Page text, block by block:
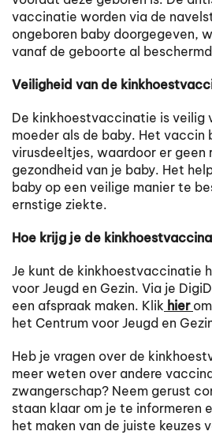
vaccinatie worden via de
ongeboren baby doorgegeven,
vanaf de geboorte al
Veiligheid van de
De kinkhoestvaccinatie is veilig
moeder als de baby. Het vaccin
virusdeeltjes, waardoor er geen
gezondheid van je baby. Het
baby op een veilige manier te
ernstige ziekte.
Hoe krijg je de
Je kunt de kinkhoestvaccinatie
voor Jeugd en Gezin. Via je
een afspraak maken. Klik hier
het Centrum voor Jeugd en
Heb je vragen over de
meer weten over andere
zwangerschap? Neem gerust
staan klaar om je te informeren
het maken van de juiste keuzes